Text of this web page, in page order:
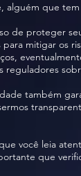
alguém que
de proteger
para mitigar os
reguladores
também
você leia
que